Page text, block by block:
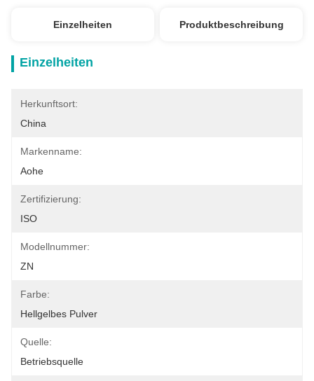
Einzelheiten Produktbeschreibung
Einzelheiten
Herkunftsort:
China
Markenname:
Aohe
Zertifizierung:
ISO
Modellnummer:
ZN
Farbe:
Hellgelbes Pulver
Quelle:
Betriebsquelle